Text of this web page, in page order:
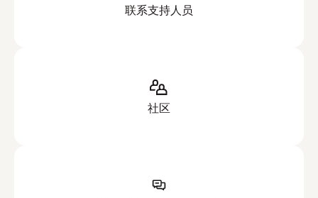
联系支持人员
社区